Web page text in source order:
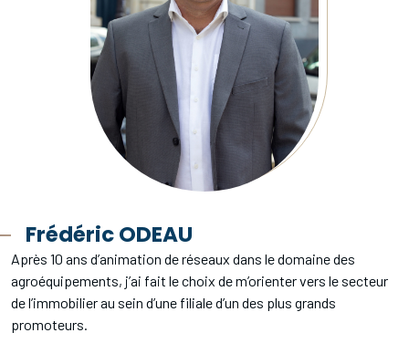
Frédéric ODEAU
Après 10 ans d’animation de réseaux dans le domaine des
agroéquipements, j’ai fait le choix de m’orienter vers le secteur
de l’immobilier au sein d’une filiale d’un des plus grands
promoteurs.